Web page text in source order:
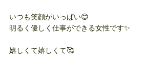
いつも笑顔がいっぱい😊
明るく優しく仕事ができる女性です✨
嬉しくて嬉しくて🥰